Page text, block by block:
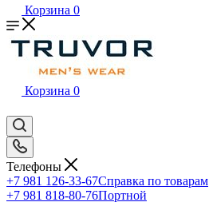
Корзина 0
Корзина 0
Телефоны
+7 981 126-33-67Справка по товарам
+7 981 818-80-76Портной